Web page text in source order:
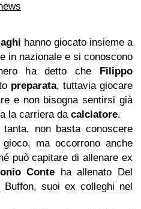
hanno giocato insieme a
in nazionale e si conoscono
ha detto che Filippo
preparata, tuttavia giocare
e non bisogna sentirsi già
la carriera da calciatore.
non basta conoscere
ma occorrono anche
può capitare di allenare ex
Conte ha allenato Del
suoi ex colleghi nel